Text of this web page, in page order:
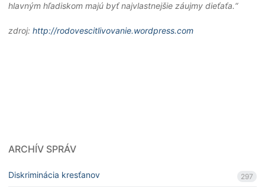
hlavným hľadiskom majú byť najvlastnejšie záujmy dieťaťa.“
zdroj: http://rodovescitlivovanie.wordpress.com
ARCHÍV SPRÁV
Diskriminácia kresťanov 297